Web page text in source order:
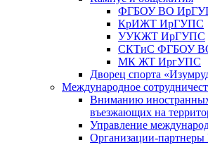
ФГБОУ ВО
КрИЖТ ИрГУПС
УУКЖТ ИрГУПС
СКТиС ФГБОУ
МК ЖТ ИргУПС
Дворец спорта
Международное
Вниманию иностранных
въезжающих на
Управление
Организации-